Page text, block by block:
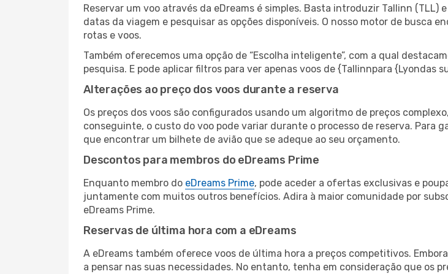
Reservar um voo através da eDreams é simples. Basta introduzir Tallinn (TLL)
datas da viagem e pesquisar as opções disponíveis. O nosso motor de busca
rotas e voos.
Também oferecemos uma opção de “Escolha inteligente”, com a qual
pesquisa. E pode aplicar filtros para ver apenas voos de {Tallinnpara {Lyondas
Alterações ao preço dos voos durante a reserva
Os preços dos voos são configurados usando um algoritmo de preços
conseguinte, o custo do voo pode variar durante o processo de reserva. Para
que encontrar um bilhete de avião que se adeque ao seu orçamento.
Descontos para membros do eDreams Prime
Enquanto membro do eDreams Prime, pode aceder a ofertas exclusivas e
juntamente com muitos outros benefícios. Adira à maior comunidade por
eDreams Prime.
Reservas de última hora com a eDreams
A eDreams também oferece voos de última hora a preços competitivos.
a pensar nas suas necessidades. No entanto, tenha em consideração que os